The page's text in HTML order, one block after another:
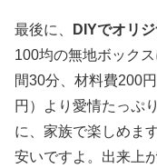
最後に、 DIYでオリ
100均の無地ボックス
間30分、材料費200
円）より愛情たっぷ
に、家族で楽しめま
安いですよ。出来上